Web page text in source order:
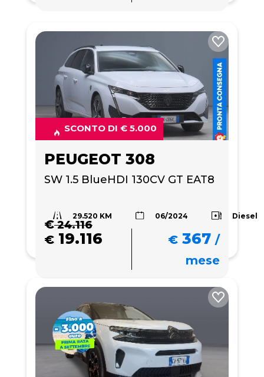
SCONTO DI € 5.000
PEUGEOT 308
SW 1.5 BlueHDI 130CV GT EAT8
29.520 KM 06/2024 Diesel
€24.116
€ 19.116 € 367 /
mese